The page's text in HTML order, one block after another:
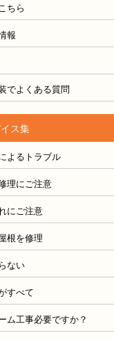
ちら
報
でよくある質問
ス集
よるトラブル
理にご注意
にご注意
根を修理
ない
すべて
ム工事必要ですか？